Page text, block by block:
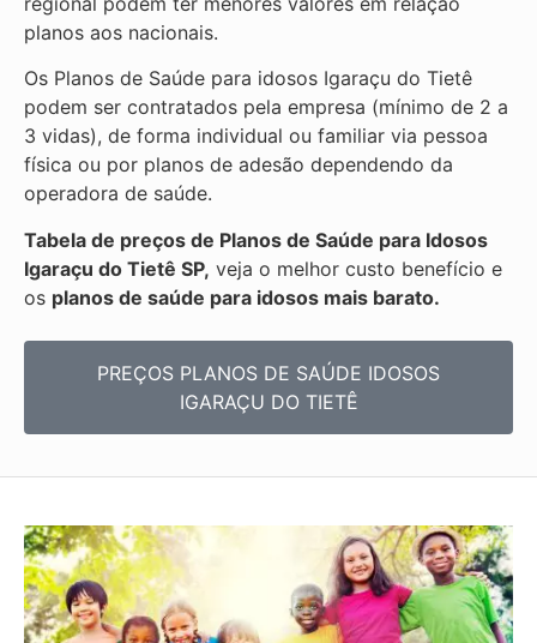
planos aos nacionais.
Os Planos de Saúde para idosos Igaraçu do Tietê
podem ser contratados pela empresa (mínimo de 2 a
3 vidas), de forma individual ou familiar via pessoa
física ou por planos de adesão dependendo da
operadora de saúde.
Tabela de preços de Planos de Saúde para Idosos
Igaraçu do Tietê SP, veja o melhor custo benefício e
os planos de saúde para idosos mais barato.
PREÇOS PLANOS DE SAÚDE IDOSOS
IGARAÇU DO TIETÊ